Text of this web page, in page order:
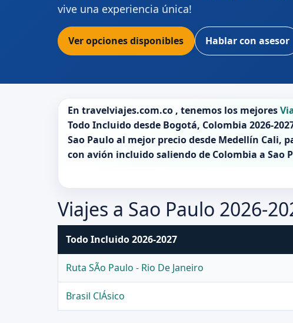
vive una experiencia única!
Ver opciones disponibles Hablar con asesor
En travelviajes.com.co , tenemos los mejores
Todo Incluido desde Bogotá, Colombia 2026-
Sao Pauloal mejor precio desde Medellín Cali,
con avión incluido saliendo de Colombia a Sao
Viajes a Sao Paulo 2026-
Todo Incluido 2026-2027
Ruta SÃo Paulo - Rio De Janeiro
Brasil ClÁsico